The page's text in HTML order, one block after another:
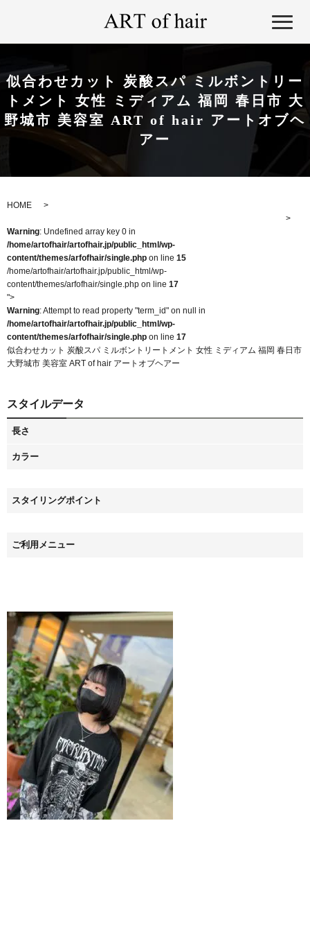
似合わせカット 炭酸スパ ミルボントリー
トメント 女性 ミディアム 福岡 春日市 大
野城市 美容室 ART of hair アートオブヘ
アー
HOME
Warning: Undefined array key 0 in
/home/artofhair/artofhair.jp/public_html/wp-
content/themes/arfofhair/single.php on line 15
/home/artofhair/artofhair.jp/public_html/wp-
content/themes/arfofhair/single.php on line 17
">
Warning: Attempt to read property "term_id" on null in
/home/artofhair/artofhair.jp/public_html/wp-
content/themes/arfofhair/single.php on line 17
似合わせカット 炭酸スパ ミルボントリートメント 女性 ミディアム 福岡 春日市
大野城市 美容室 ART of hair アートオブヘアー
スタイルデータ
長さ
カラー
スタイリングポイント
ご利用メニュー